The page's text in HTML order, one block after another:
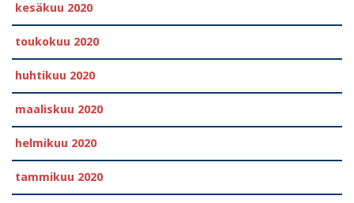
kesäkuu 2020
toukokuu 2020
huhtikuu 2020
maaliskuu 2020
helmikuu 2020
tammikuu 2020